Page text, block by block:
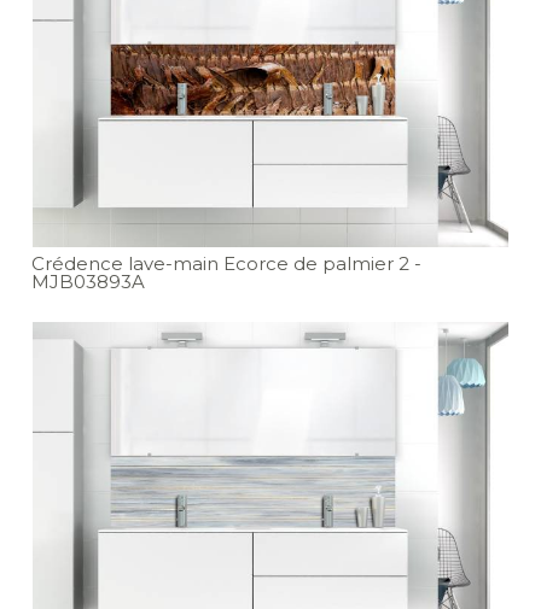
Crédence lave-main Ecorce de palmier 2 -
MJB03893A